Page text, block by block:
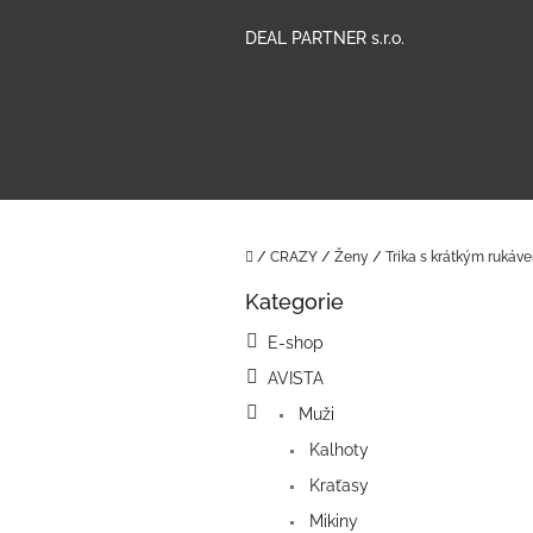
DEAL PARTNER s.r.o.
Domů
/ CRAZY / Ženy / Trika s krátkým
Přeskočit
Kategorie
E-shop
AVISTA
Muži
Kalhoty
Kraťasy
Mikiny